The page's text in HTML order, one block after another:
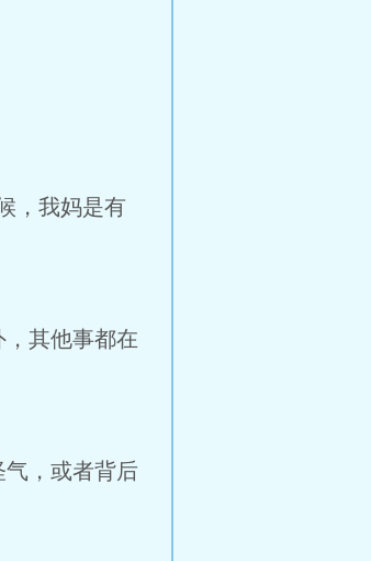
，我妈是有
其他事都在
，或者背后